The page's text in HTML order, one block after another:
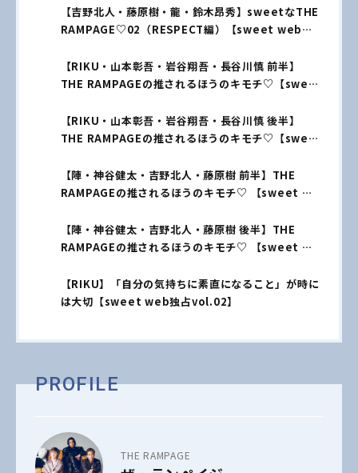
【吉野北人・藤原樹・龍・鈴木昂秀】sweetなTHE
RAMPAGE♡02（RESPECT編）【sweet web独
【RIKU・山本彰吾・岩谷翔吾・長谷川慎 前半】
THE RAMPAGEの推されるほうのキモチ♡【sweet
【RIKU・山本彰吾・岩谷翔吾・長谷川慎 後半】
THE RAMPAGEの推されるほうのキモチ♡【sweet
【陣・神谷健太・吉野北人・藤原樹 前半】THE
RAMPAGEの推されるほうのキモチ♡ 【sweet 独
【陣・神谷健太・吉野北人・藤原樹 後半】THE
RAMPAGEの推されるほうのキモチ♡ 【sweet 独
【RIKU】「自分の気持ちに素直になること」が時に
は大切【sweet web独占vol.02】
PROFILE
THE RAMPAGE